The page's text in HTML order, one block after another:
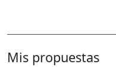
Mis propuestas